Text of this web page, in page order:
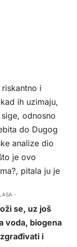
i
ih uzimaju,
odnosno
do Dugog
analize dio
je ovo
pitala ju je
-
se, uz još
voda, biogena
i